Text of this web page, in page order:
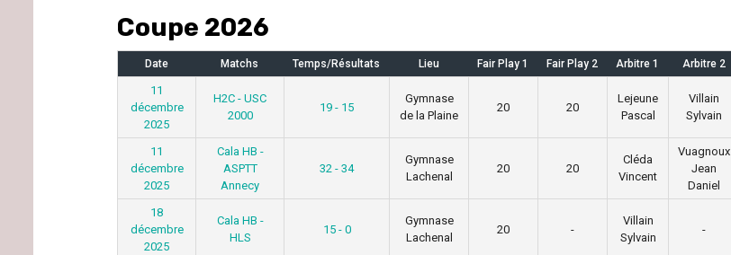
Coupe 2026
Date Matchs Temps/Résultats Lieu Fair Play 1 Fair Play 2 Arbitre 1 Arbitre 2
11
décembre
2025
H2C - USC
2000
19 - 15
Gymnase
de la Plaine
20 20
Lejeune
Pascal
Villain
Sylvain
11
décembre
2025
Cala HB -
ASPTT
Annecy
32 - 34
Gymnase
Lachenal
20 20
Cléda
Vincent
Vuagnoux
Jean
Daniel
18
décembre
2025
Cala HB -
HLS
15 - 0
Gymnase
Lachenal
20 -
Villain
Sylvain
-